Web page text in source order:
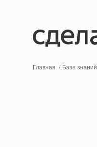
Главная База знаний